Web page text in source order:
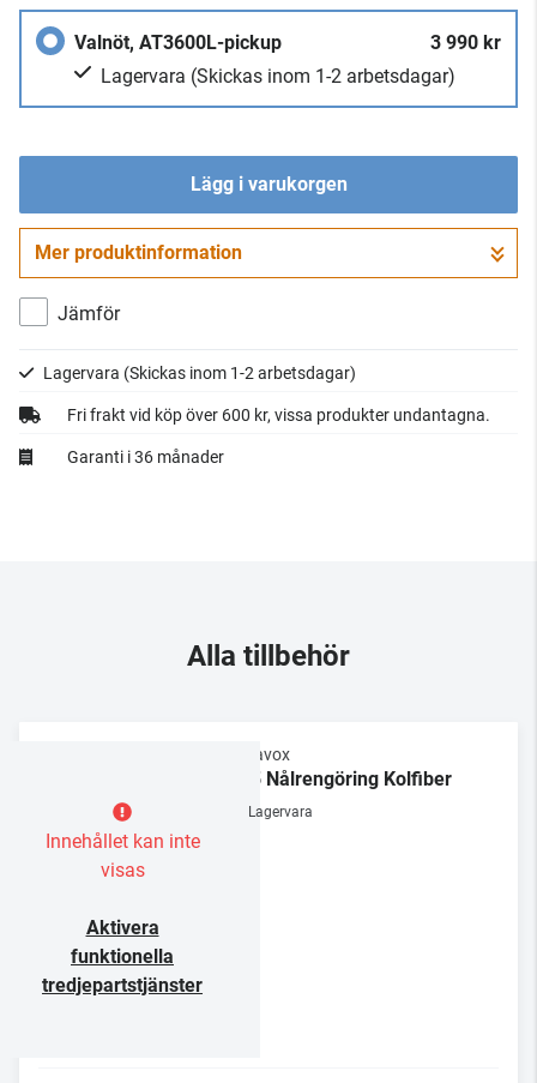
Valnöt, AT3600L-pickup
3 990 kr
Lagervara (Skickas inom 1-2 arbetsdagar)
Lägg i varukorgen
Gå till kassan
Mer produktinformation
Jämför
Lagervara (Skickas inom 1-2 arbetsdagar)
Fri frakt vid köp över 600 kr, vissa produkter undantagna.
Garanti i 36 månader
Alla tillbehör
Innehållet kan inte
visas
Aktivera
funktionella
tredjepartstjänster
Dynavox
NC5 Nålrengöring Kolfiber
Lagervara